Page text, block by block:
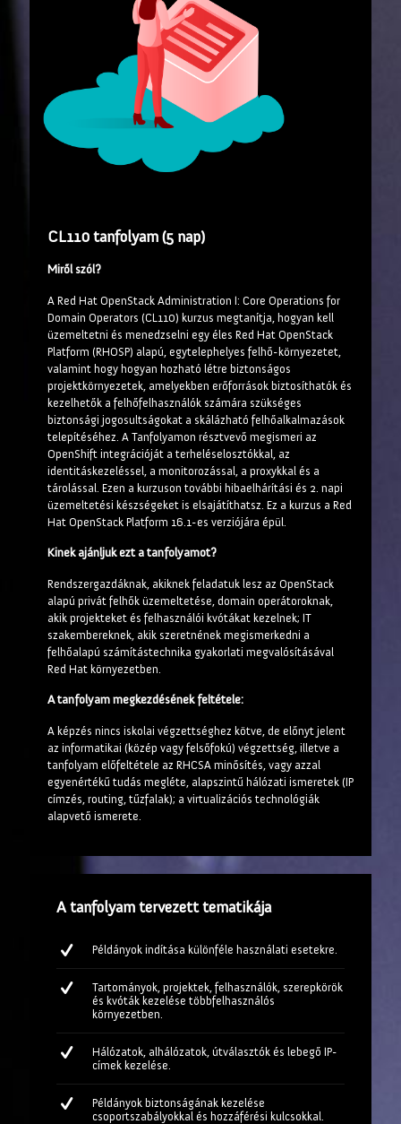
CL110 tanfolyam (5 nap)
Miről szól?
A Red Hat OpenStack Administration I: Core Operations for
Domain Operators (CL110) kurzus megtanítja, hogyan kell
üzemeltetni és menedzselni egy éles Red Hat OpenStack
Platform (RHOSP) alapú, egytelephelyes felhő-környezetet,
valamint hogy hogyan hozható létre biztonságos
projektkörnyezetek, amelyekben erőforrások biztosíthatók és
kezelhetők a felhőfelhasználók számára szükséges
biztonsági jogosultságokat a skálázható felhőalkalmazások
telepítéséhez. A Tanfolyamon résztvevő megismeri az
OpenShift integrációját a terheléselosztókkal, az
identitáskezeléssel, a monitorozással, a proxykkal és a
tárolással. Ezen a kurzuson további hibaelhárítási és 2. napi
üzemeltetési készségeket is elsajátíthatsz. Ez a kurzus a Red
Hat OpenStack Platform 16.1-es verziójára épül.
Kinek ajánljuk ezt a tanfolyamot?
Rendszergazdáknak, akiknek feladatuk lesz az OpenStack
alapú privát felhők üzemeltetése, domain operátoroknak,
akik projekteket és felhasználói kvótákat kezelnek; IT
szakembereknek, akik szeretnének megismerkedni a
felhőalapú számítástechnika gyakorlati megvalósításával
Red Hat környezetben.
A tanfolyam megkezdésének feltétele:
A képzés nincs iskolai végzettséghez kötve, de előnyt jelent
az informatikai (közép vagy felsőfokú) végzettség, illetve a
tanfolyam előfeltétele az RHCSA minősítés, vagy azzal
egyenértékű tudás megléte, alapszintű hálózati ismeretek (IP
címzés, routing, tűzfalak); a virtualizációs technológiák
alapvető ismerete.
A tanfolyam tervezett tematikája
Példányok indítása különféle használati esetekre.
Tartományok, projektek, felhasználók, szerepkörök
és kvóták kezelése többfelhasználós
környezetben.
Hálózatok, alhálózatok, útválasztók és lebegő IP-
címek kezelése.
Példányok biztonságának kezelése
csoportszabályokkal és hozzáférési kulcsokkal.